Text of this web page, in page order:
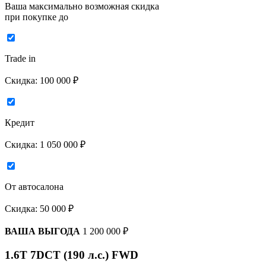
Ваша максимально возможная скидка
при покупке до
Trade in
Скидка: 100 000 ₽
Кредит
Скидка: 1 050 000 ₽
От автосалона
Скидка: 50 000 ₽
ВАША ВЫГОДА 1 200 000 ₽
1.6T 7DCT (190 л.с.) FWD